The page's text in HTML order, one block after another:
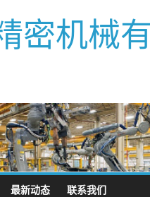
密机械
最新动态 联系我们